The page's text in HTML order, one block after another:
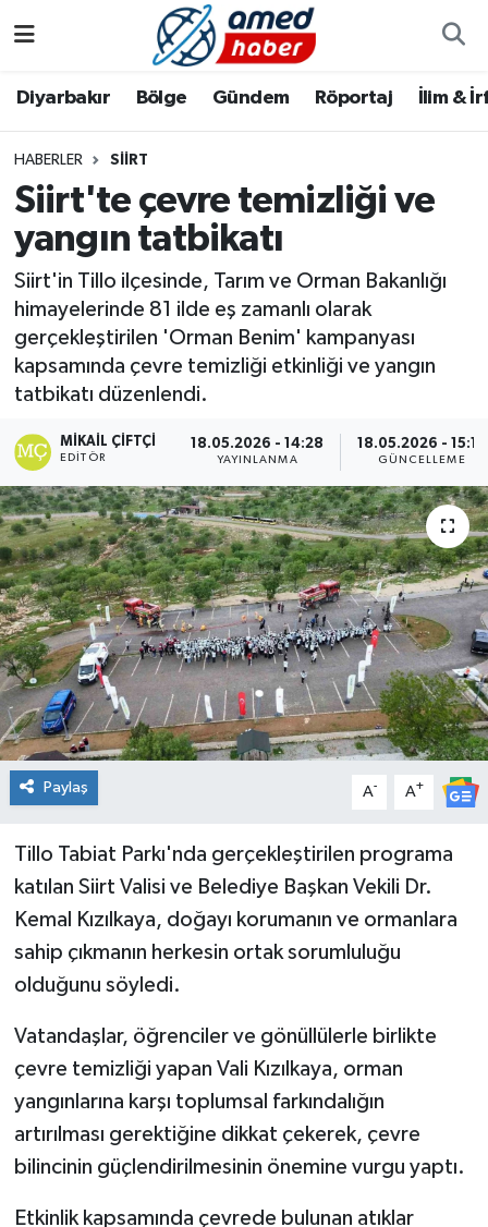
Diyarbakır Bölge Gündem Röportaj İlim &
HABERLER SIIRT
Siirt'te çevre temizliği ve
yangın tatbikatı
Siirt'in Tillo ilçesinde, Tarım ve Orman Bakanlığı
himayelerinde 81 ilde eş zamanlı olarak
gerçekleştirilen 'Orman Benim' kampanyası
kapsamında çevre temizliği etkinliği ve yangın
tatbikatı düzenlendi.
MIKAIL ÇIFTÇI
EDITÖR
18.05.2026 - 14:28
YAYINLANMA
18.05.2026 - 15:12
GÜNCELLEME
Paylaş A- A+
Tillo Tabiat Parkı'nda gerçekleştirilen programa
katılan Siirt Valisi ve Belediye Başkan Vekili Dr.
Kemal Kızılkaya, doğayı korumanın ve ormanlara
sahip çıkmanın herkesin ortak sorumluluğu
olduğunu söyledi.
Vatandaşlar, öğrenciler ve gönüllülerle birlikte
çevre temizliği yapan Vali Kızılkaya, orman
yangınlarına karşı toplumsal farkındalığın
artırılması gerektiğine dikkat çekerek, çevre
bilincinin güçlendirilmesinin önemine vurgu yaptı.
Etkinlik kapsamında çevrede bulunan atıklar
Bölge
Röportaj
Foto Galeri
Yazarlar
Aile
Asayiş
Bilim & Teknoloji
Bölge
Dünya
Genel
Güncel
Gündem
İlim & İrfan
Kültür & Sanat
KURDÎ
Sağlık
Sağlık & Yaşam
Spor
Diyarbakır Hava Durumu
Diyarbakır Namaz Vakitleri
Diyarbakır Trafik Yoğunluk Haritası
Süper Lig Puan Durumu ve Fikstür
Tüm Manşetler